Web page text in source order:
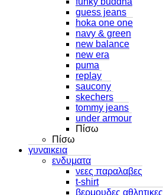
guess jeans
hoka one one
navy & green
new balance
new era
puma
replay
saucony
skechers
tommy jeans
under armour
Πίσω
Πίσω
γυναικεια
ενδυματα
νεες παραλαβες
t-shirt
βερμουδες αθλητικες